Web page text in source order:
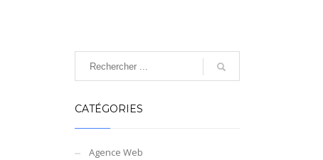
CATÉGORIES
Agence Web